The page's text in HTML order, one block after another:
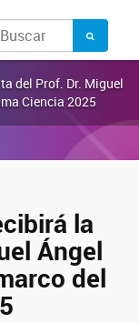
del Prof. Dr. Miguel
Ciencia 2025
la
Ángel
del